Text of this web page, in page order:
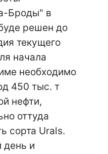
Броды" в
решен до
текущего
начала
необходимо
450 тыс. т
нефти,
оттуда
сорта Urals.
день и